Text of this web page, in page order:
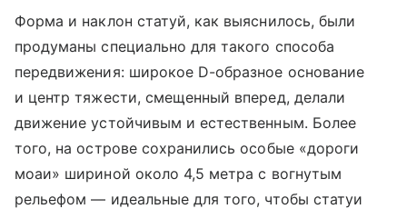
Форма и наклон статуй, как выяснилось, были
продуманы специально для такого способа
передвижения: широкое D-образное основание
и центр тяжести, смещенный вперед, делали
движение устойчивым и естественным. Более
того, на острове сохранились особые «дороги
моаи» шириной около 4,5 метра с вогнутым
рельефом — идеальные для того, чтобы статуи